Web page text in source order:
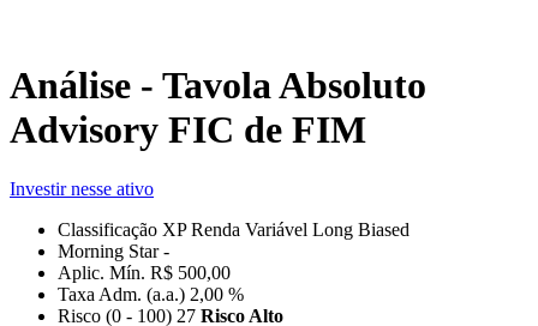
Análise - Tavola Absoluto
Advisory FIC de FIM
Investir nesse ativo
Classificação XPRenda Variável Long Biased
Morning Star-
Aplic. Mín. R$ 500,00
Taxa Adm. (a.a.) 2,00 %
Risco (0 - 100) 27 Risco Alto